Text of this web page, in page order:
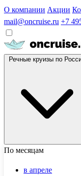
О компании Акции
mail@oncruise.ru +7
По месяцам
в апреле